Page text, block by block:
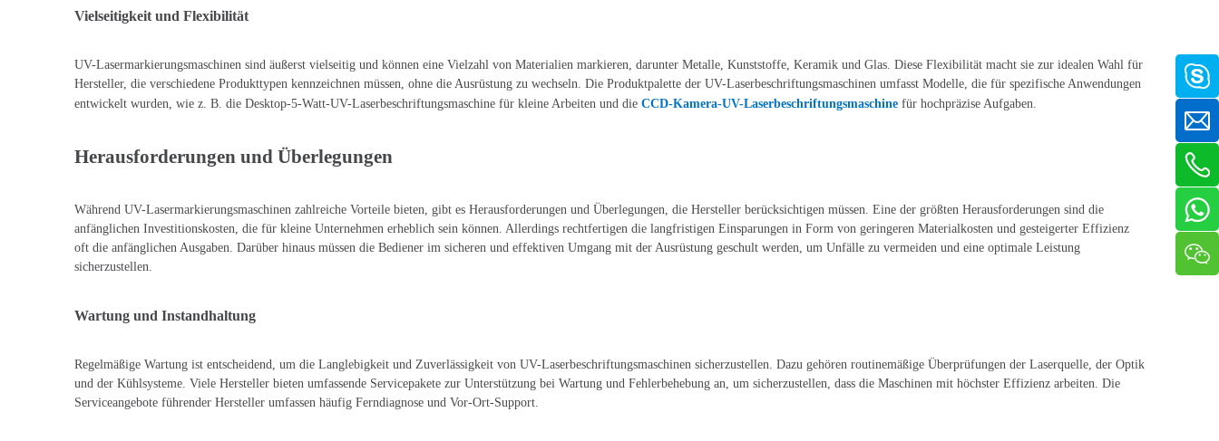
Vielseitigkeit und Flexibilität
UV-Lasermarkierungsmaschinen sind äußerst vielseitig und können eine Vielzahl von Materialien markieren, darunter Metalle, Kunststoffe, Keramik und Glas. Diese Flexibilität macht sie zur idealen Wahl für
Hersteller, die verschiedene Produkttypen kennzeichnen müssen, ohne die Ausrüstung zu wechseln. Die Produktpalette der UV-Laserbeschriftungsmaschinen umfasst Modelle, die für spezifische Anwendungen
entwickelt wurden, wie z. B. die Desktop-5-Watt-UV-Laserbeschriftungsmaschine für kleine Arbeiten und die CCD-Kamera-UV-Laserbeschriftungsmaschine für hochpräzise Aufgaben.
Herausforderungen und Überlegungen
Während UV-Lasermarkierungsmaschinen zahlreiche Vorteile bieten, gibt es Herausforderungen und Überlegungen, die Hersteller berücksichtigen müssen. Eine der größten Herausforderungen sind die
anfänglichen Investitionskosten, die für kleine Unternehmen erheblich sein können. Allerdings rechtfertigen die langfristigen Einsparungen in Form von geringeren Materialkosten und gesteigerter Effizienz
oft die anfänglichen Ausgaben. Darüber hinaus müssen die Bediener im sicheren und effektiven Umgang mit der Ausrüstung geschult werden, um Unfälle zu vermeiden und eine optimale Leistung
sicherzustellen.
Wartung und Instandhaltung
Regelmäßige Wartung ist entscheidend, um die Langlebigkeit und Zuverlässigkeit von UV-Laserbeschriftungsmaschinen sicherzustellen. Dazu gehören routinemäßige Überprüfungen der Laserquelle, der Optik
und der Kühlsysteme. Viele Hersteller bieten umfassende Servicepakete zur Unterstützung bei Wartung und Fehlerbehebung an, um sicherzustellen, dass die Maschinen mit höchster Effizienz arbeiten. Die
Serviceangebote führender Hersteller umfassen häufig Ferndiagnose und Vor-Ort-Support.